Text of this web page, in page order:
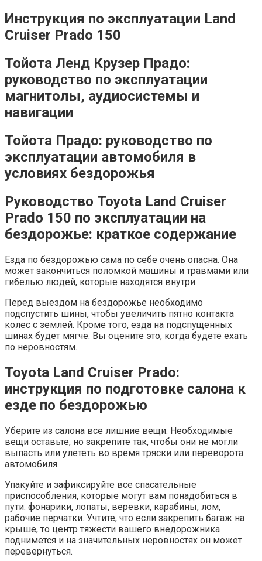
Инструкция по эксплуатации Land
Cruiser Prado 150
Тойота Ленд Крузер Прадо:
руководство по эксплуатации
магнитолы, аудиосистемы и
навигации
Тойота Прадо: руководство по
эксплуатации автомобиля в
условиях бездорожья
Руководство Toyota Land Cruiser
Prado 150 по эксплуатации на
бездорожье: краткое содержание
Езда по бездорожью сама по себе очень опасна. Она
может закончиться поломкой машины и травмами или
гибелью людей, которые находятся внутри.
Перед выездом на бездорожье необходимо
подспустить шины, чтобы увеличить пятно контакта
колес с землей. Кроме того, езда на подспущенных
шинах будет мягче. Вы оцените это, когда будете ехать
по неровностям.
Toyota Land Cruiser Prado:
инструкция по подготовке салона к
езде по бездорожью
Уберите из салона все лишние вещи. Необходимые
вещи оставьте, но закрепите так, чтобы они не могли
выпасть или улететь во время тряски или переворота
автомобиля.
Упакуйте и зафиксируйте все спасательные
приспособления, которые могут вам понадобиться в
пути: фонарики, лопаты, веревки, карабины, лом,
рабочие перчатки. Учтите, что если закрепить багаж на
крыше, то центр тяжести вашего внедорожника
поднимется и на значительных неровностях он может
перевернуться.